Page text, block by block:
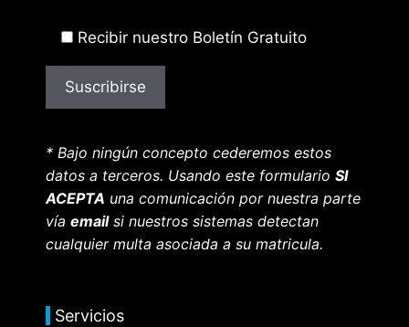
Recibir nuestro Boletín Gratuito
* Bajo ningún concepto cederemos estos
datos a terceros. Usando este formulario SI
ACEPTA una comunicación por nuestra parte
vía emailsi nuestros sistemas detectan
cualquier multa asociada a su matricula.
Servicios